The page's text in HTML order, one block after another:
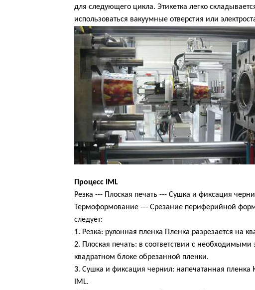
для следующего цикла. Этикетка легко
использоваться вакуумные отверстия или
Процесс IML
Резка --- Плоская печать --- Сушка и фиксация
Термоформование --- Срезание периферийной
следует:
1. Резка: рулонная пленка Пленка разрезается на
2. Плоская печать: в соответствии с
квадратном блоке обрезанной пленки.
3. Сушка и фиксация чернил: напечатанная пленка
IML.